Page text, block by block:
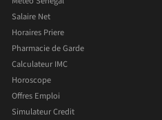
Salaire Net
Horaires Priere
Pharmacie de Garde
Calculateur IMC
Horoscope
Offres Emploi
Simulateur Credit